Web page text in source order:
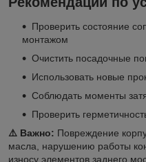
Проверить состояние
монтажом
Очистить посадочные
Использовать новые
Соблюдать моменты
Проверить
⚠️ Важно: Повреждение
масла, нарушению работы
износу элементов заднего